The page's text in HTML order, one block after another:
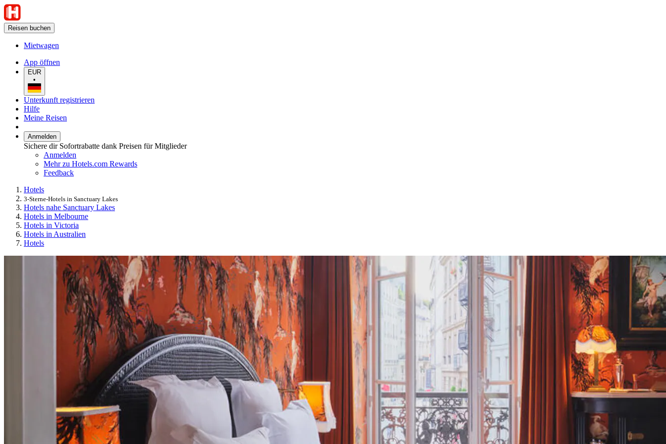
Reisen buchen
Mietwagen
App öffnen
EUR
•
Unterkunft registrieren
Hilfe
Meine Reisen
Anmelden
Sichere dir Sofortrabatte dank Preisen für Mitglieder
Anmelden
Mehr zu Hotels.com Rewards
Feedback
Hotels
3-Sterne-Hotels in Sanctuary Lakes
Hotels nahe Sanctuary Lakes
Hotels in Melbourne
Hotels in Victoria
Hotels in Australien
Hotels